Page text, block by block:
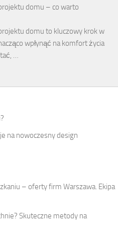
domu – co warto
domu to kluczowy krok w
wpłynąć na komfort życia
…
na nowoczesny design
– oferty firm Warszawa. Ekipa
Skuteczne metody na